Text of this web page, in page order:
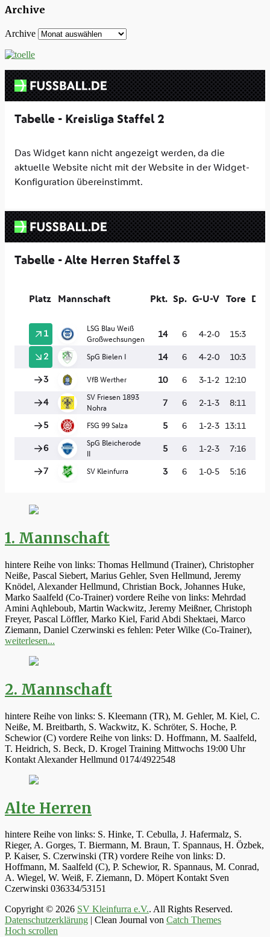
Archive
Archive
1. Mannschaft
hintere Reihe von links: Thomas Hellmund (Trainer), Christopher
Neiße, Pascal Siebert, Marius Gehler, Sven Hellmund, Jeremy
Knödel, Alexander Hellmund, Christian Bock, Johannes Huke,
Marko Saalfeld (Co-Trainer) vordere Reihe von links: Mehrdad
Amini Aqhleboub, Martin Wackwitz, Jeremy Meißner, Christoph
Freyer, Pascal Löffler, Marko Kiel, Farid Abdi Shektaei, Marco
Ziemann, Daniel Czerwinski es fehlen: Peter Wilke (Co-Trainer),
weiterlesen...
2. Mannschaft
hintere Reihe von links: S. Kleemann (TR), M. Gehler, M. Kiel, C.
Neiße, M. Breitbarth, S. Wackwitz, K. Schröter, S. Hoche, P.
Schewior (C) vordere Reihe von links: D. Hoffmann, M. Saalfeld,
T. Heidrich, S. Beck, D. Krogel Training Mittwochs 19:00 Uhr
Kontakt Alexander Hellmund 0174/4922548
Alte Herren
hintere Reihe von links: S. Hinke, T. Cebulla, J. Hafermalz, S.
Rieger, A. Gorges, T. Biermann, M. Braun, T. Spannaus, H. Özbek,
P. Kaiser, S. Czerwinski (TR) vordere Reihe von links: D.
Hoffmann, M. Saalfeld (C), P. Schewior, R. Spannaus, M. Conrad,
A. Wiegel, W. Weiß, F. Ziemann, D. Möpert Kontakt Sven
Czerwinski 036334/53151
Copyright © 2026 SV Kleinfurra e.V.. All Rights Reserved.
Datenschutzerklärung | Clean Journal von Catch Themes
Hoch scrollen